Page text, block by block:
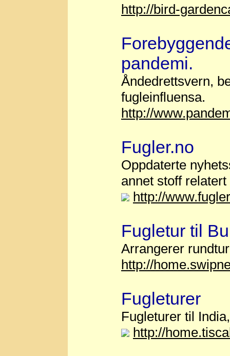
http://bird-
pandemi.
Åndedrettsvern,
fugleinfluensa.
http://
Fugler.no
Oppdaterte
annet stoff
http://
Fugletur til
Arrangerer
http://
Fugleturer
Fugleturer til
http://